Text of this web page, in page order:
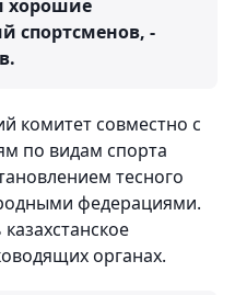
хорошие
спортсменов, -
комитет совместно с
по видам спорта
тесного
федерациями.
органах.